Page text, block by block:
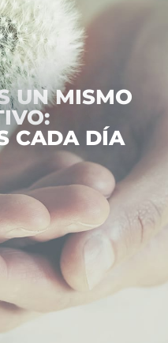
UN MISMO
CADA DÍA